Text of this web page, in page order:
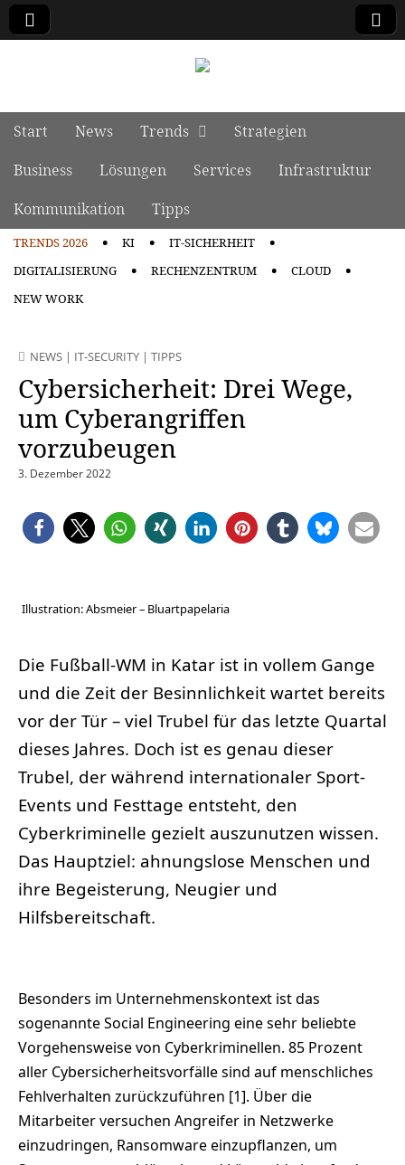
Main menu
Skip to content
Start News Trends
Strategien
Business
Lösungen Services
Infrastruktur
Kommunikation
Tipps
TRENDS 2026 KI
IT-SICHERHEIT
DIGITALISIERUNG
RECHENZENTRUM
CLOUD
NEW WORK
NEWS | IT-SECURITY | TIPPS
Cybersicherheit: Drei Wege,
um Cyberangriffen
vorzubeugen
3. Dezember 2022
Illustration: Absmeier – Bluartpapelaria
Die Fußball-WM in Katar ist in vollem Gange
und die Zeit der Besinnlichkeit wartet bereits
vor der Tür – viel Trubel für das letzte Quartal
dieses Jahres. Doch ist es genau dieser
Trubel, der während internationaler Sport-
Events und Festtage entsteht, den
Cyberkriminelle gezielt auszunutzen wissen.
Das Hauptziel: ahnungslose Menschen und
ihre Begeisterung, Neugier und
Hilfsbereitschaft.
Besonders im Unternehmenskontext ist das
sogenannte Social Engineering eine sehr beliebte
Vorgehensweise von Cyberkriminellen. 85 Prozent
aller Cybersicherheitsvorfälle sind auf menschliches
Fehlverhalten zurückzuführen [1]. Über die
Mitarbeiter versuchen Angreifer in Netzwerke
einzudringen, Ransomware einzupflanzen, um